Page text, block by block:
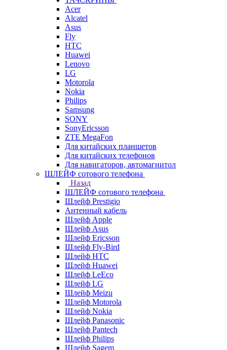
Acer
Alcatel
Asus
Fly
HTC
Huawei
Lenovo
LG
Motorola
Nokia
Philips
Samsung
SONY
SonyEricsson
ZTE MegaFon
Для китайских планшетов
Для китайских телефонов
Для навигаторов, автомагнитол
ШЛЕЙФ сотового телефона
Назад
ШЛЕЙФ сотового телефона
Шлейф Prestigio
Антенный кабель
Шлейф Apple
Шлейф Asus
Шлейф Ericsson
Шлейф Fly-Bird
Шлейф HTC
Шлейф Huawei
Шлейф LeEco
Шлейф LG
Шлейф Meizu
Шлейф Motorola
Шлейф Nokia
Шлейф Panasonic
Шлейф Pantech
Шлейф Philips
Шлейф Sagem